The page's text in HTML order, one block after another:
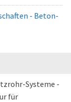
- Beton-
Systeme -
für